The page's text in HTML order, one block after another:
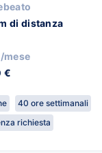
di distanza
mese
€
40 ore settimanali
richiesta